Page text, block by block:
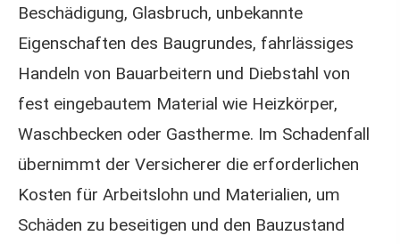
Beschädigung, Glasbruch, unbekannte
Eigenschaften des Baugrundes, fahrlässiges
Handeln von Bauarbeitern und Diebstahl von
fest eingebautem Material wie Heizkörper,
Waschbecken oder Gastherme. Im Schadenfall
übernimmt der Versicherer die erforderlichen
Kosten für Arbeitslohn und Materialien, um
Schäden zu beseitigen und den Bauzustand